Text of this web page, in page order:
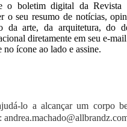
o boletim digital da Revista
o seu resumo de notícias,
da arte, da arquitetura, do
diretamente em seu e-
no ícone ao lado e assine.
lo a alcançar um corpo